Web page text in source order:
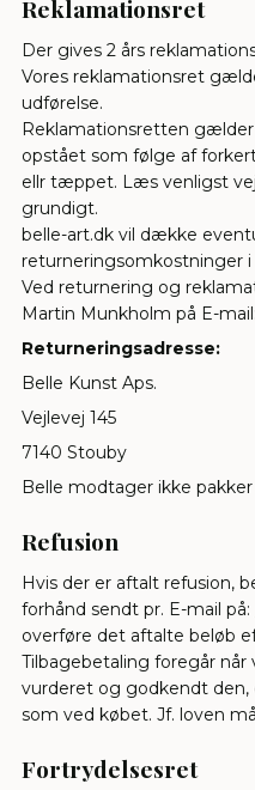
Reklamationsret
Der gives 2 års
Vores reklamationsret
udførelse.
Reklamationsretten
opstået som følge af
ellr tæppet. Læs venligst
grundigt.
belle-art.dk vil dække
returneringsomkostninger
Ved returnering og
Martin Munkholm på E-mail:
Returneringsadresse:
Belle Kunst Aps.
Vejlevej 145
7140 Stouby
Belle modtager ikke
Refusion
Hvis der er aftalt refusion,
forhånd sendt pr. E-mail på:
overføre det aftalte beløb
Tilbagebetaling foregår
vurderet og godkendt
som ved købet. Jf. loven
Fortrydelsesret